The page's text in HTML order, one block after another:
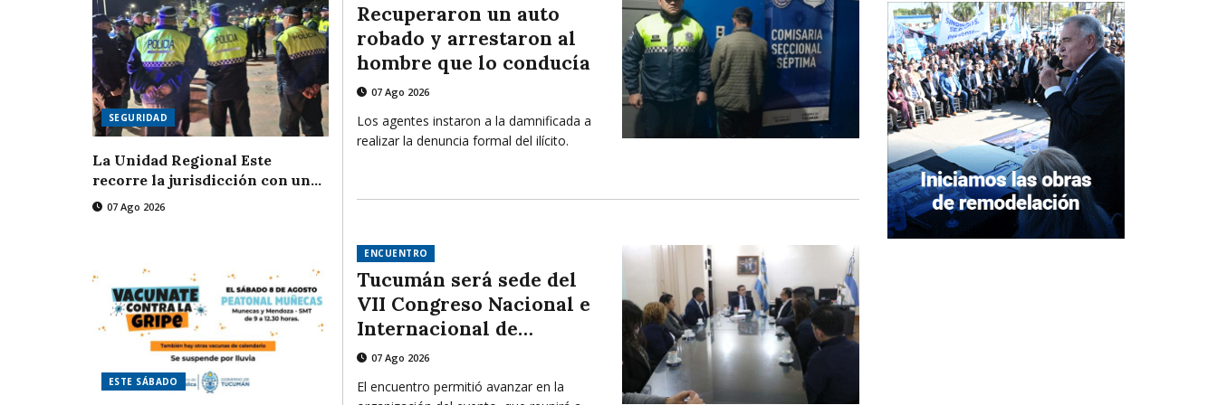
SEGURIDAD
La Unidad Regional Este
recorre la jurisdicción con un
operativo preventivo
07 Ago 2026
ESTE SÁBADO
Recuperaron un auto
robado y arrestaron al
hombre que lo conducía
07 Ago 2026
Los agentes instaron a la damnificada a
realizar la denuncia formal del ilícito.
ENCUENTRO
Tucumán será sede del
VII Congreso Nacional e
Internacional de
Enfermería
07 Ago 2026
El encuentro permitió avanzar en la